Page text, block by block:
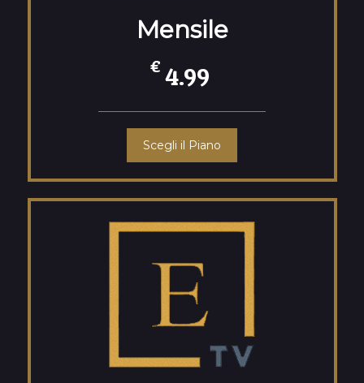
Mensile
€ 4.99
Scegli il Piano